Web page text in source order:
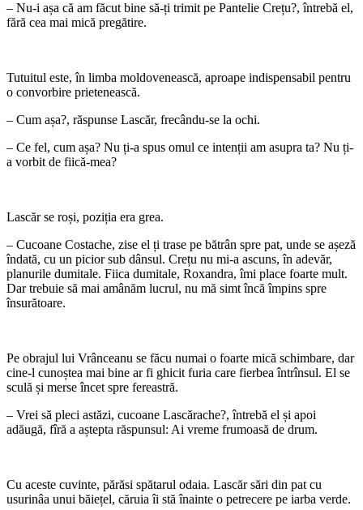
– Nu-i așa că am făcut bine să-ți trimit pe Pantelie Crețu?, întrebă el,
fără cea mai mică pregătire.
Tutuitul este, în limba moldovenească, aproape indispensabil pentru
o convorbire prietenească.
– Cum așa?, răspunse Lascăr, frecându-se la ochi.
– Ce fel, cum așa? Nu ți-a spus omul ce intenții am asupra ta? Nu ți-
a vorbit de fiică-mea?
Lascăr se roși, poziția era grea.
– Cucoane Costache, zise el ți trase pe bătrân spre pat, unde se așeză
îndată, cu un picior sub dânsul. Crețu nu mi-a ascuns, în adevăr,
planurile dumitale. Fiica dumitale, Roxandra, îmi place foarte mult.
Dar trebuie să mai amânăm lucrul, nu mă simt încă împins spre
însurătoare.
Pe obrajul lui Vrânceanu se făcu numai o foarte mică schimbare, dar
cine-l cunoștea mai bine ar fi ghicit furia care fierbea întrînsul. El se
sculă și merse încet spre fereastră.
– Vrei să pleci astăzi, cucoane Lascărache?, întrebă el și apoi
adăugă, fîră a aștepta răspunsul: Ai vreme frumoasă de drum.
Cu aceste cuvinte, părăsi spătarul odaia. Lascăr sări din pat cu
usurinâa unui băiețel, căruia îi stă înainte o petrecere pe iarba verde.